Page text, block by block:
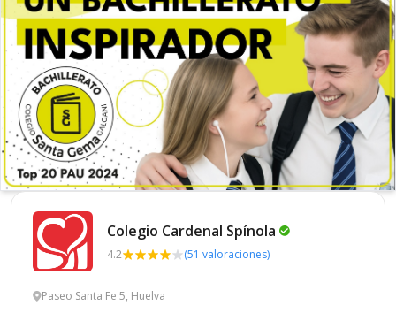
Colegio Cardenal Spínola
4.2 (51 valoraciones)
Paseo Santa Fe 5, Huelva